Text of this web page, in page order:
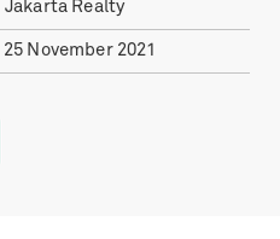
Jakarta Realty
25 November 2021